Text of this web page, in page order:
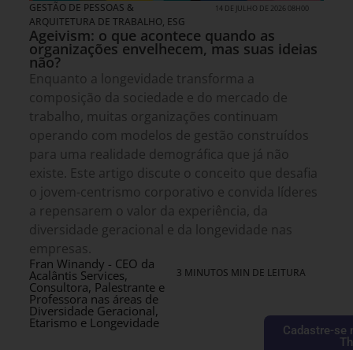
GESTÃO DE PESSOAS &
ARQUITETURA DE TRABALHO, ESG
14 DE JULHO DE 2026 08H00
Ageivism: o que acontece quando as
organizações envelhecem, mas suas ideias
não?
Enquanto a longevidade transforma a
composição da sociedade e do mercado de
trabalho, muitas organizações continuam
operando com modelos de gestão construídos
para uma realidade demográfica que já não
existe. Este artigo discute o conceito que desafia
o jovem-centrismo corporativo e convida líderes
a repensarem o valor da experiência, da
diversidade geracional e da longevidade nas
empresas.
Fran Winandy - CEO da
Acalântis Services,
Consultora, Palestrante e
Professora nas áreas de
Diversidade Geracional,
Etarismo e Longevidade
3 MINUTOS MIN DE LEITURA
Cadastre-se